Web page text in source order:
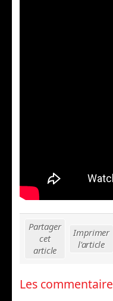
Partager
cet
article
Imprimer
l'article
Les